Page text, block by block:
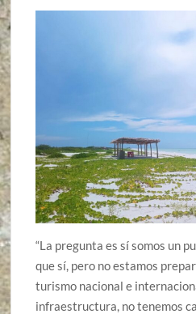
“La pregunta es sí somos un
que sí, pero no estamos
turismo nacional e
infraestructura, no tenemos